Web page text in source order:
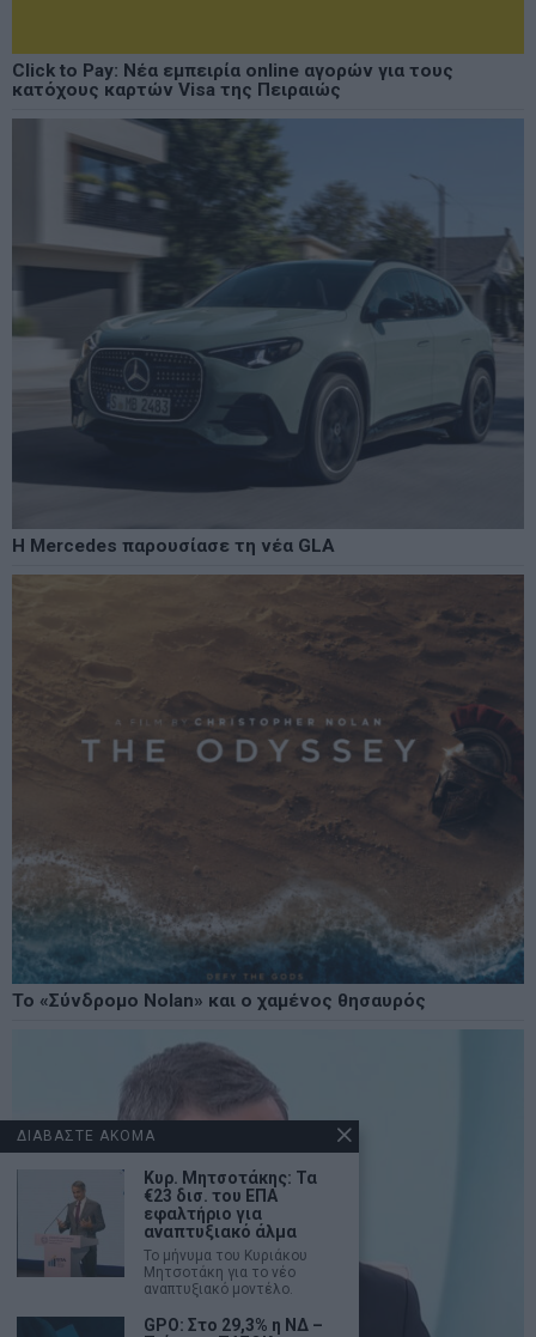
Click to Pay: Νέα εμπειρία online αγορών για τους
κατόχους καρτών Visa της Πειραιώς
Η Mercedes παρουσίασε τη νέα GLA
Το «Σύνδρομο Nolan» και ο χαμένος θησαυρός
ΔΙΑΒΑΣΤΕ ΑΚΟΜΑ
Κυρ. Μητσοτάκης: Τα
€23 δισ. του ΕΠΑ
εφαλτήριο για
αναπτυξιακό άλμα
Το μήνυμα του Κυριάκου
Μητσοτάκη για το νέο
αναπτυξιακό μοντέλο.
GPO: Στο 29,3% η ΝΔ –